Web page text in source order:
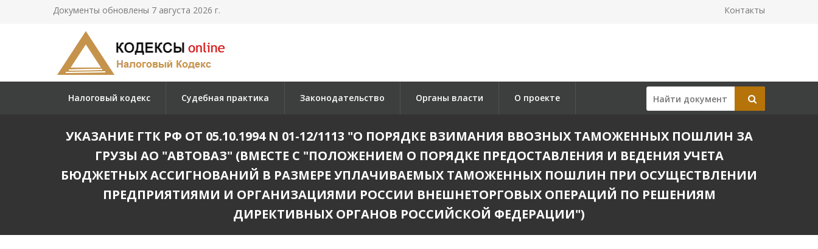
Документы обновлены 7 августа 2026 г. Контакты
Налоговый кодекс Судебная практика Законодательство Органы власти О проекте
УКАЗАНИЕ ГТК РФ ОТ 05.10.1994 N 01-12/1113 "О ПОРЯДКЕ ВЗИМАНИЯ ВВОЗНЫХ ТАМОЖЕННЫХ ПОШЛИН ЗА
ГРУЗЫ АО "АВТОВАЗ" (ВМЕСТЕ С "ПОЛОЖЕНИЕМ О ПОРЯДКЕ ПРЕДОСТАВЛЕНИЯ И ВЕДЕНИЯ УЧЕТА
БЮДЖЕТНЫХ АССИГНОВАНИЙ В РАЗМЕРЕ УПЛАЧИВАЕМЫХ ТАМОЖЕННЫХ ПОШЛИН ПРИ ОСУЩЕСТВЛЕНИИ
ПРЕДПРИЯТИЯМИ И ОРГАНИЗАЦИЯМИ РОССИИ ВНЕШНЕТОРГОВЫХ ОПЕРАЦИЙ ПО РЕШЕНИЯМ
ДИРЕКТИВНЫХ ОРГАНОВ РОССИЙСКОЙ ФЕДЕРАЦИИ")